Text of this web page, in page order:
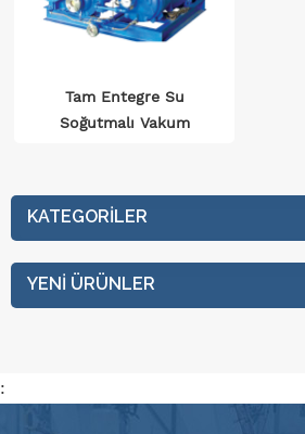
Tam Entegre Su
Soğutmalı Vakum
Yağsız Temizlik
KATEGORILER
YENI ÜRÜNLER
: